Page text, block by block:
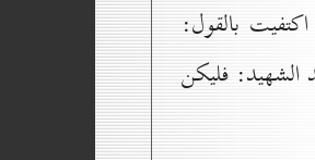
بالقول:
الشهيد: فليكن